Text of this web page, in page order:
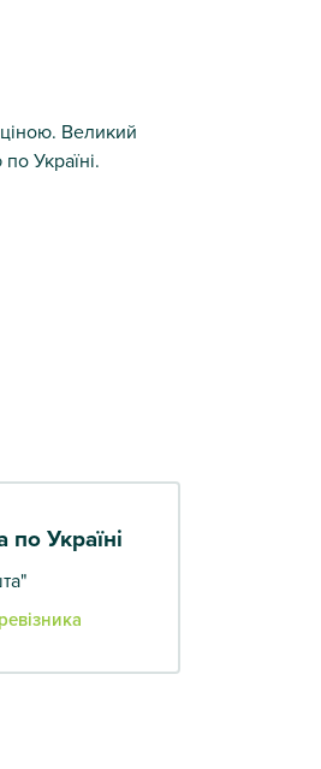
Великий
Україні.
по Україні